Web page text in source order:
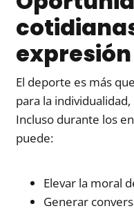
expresión
El deporte es más
para la
Incluso durante los
puede:
Elevar la moral
Generar